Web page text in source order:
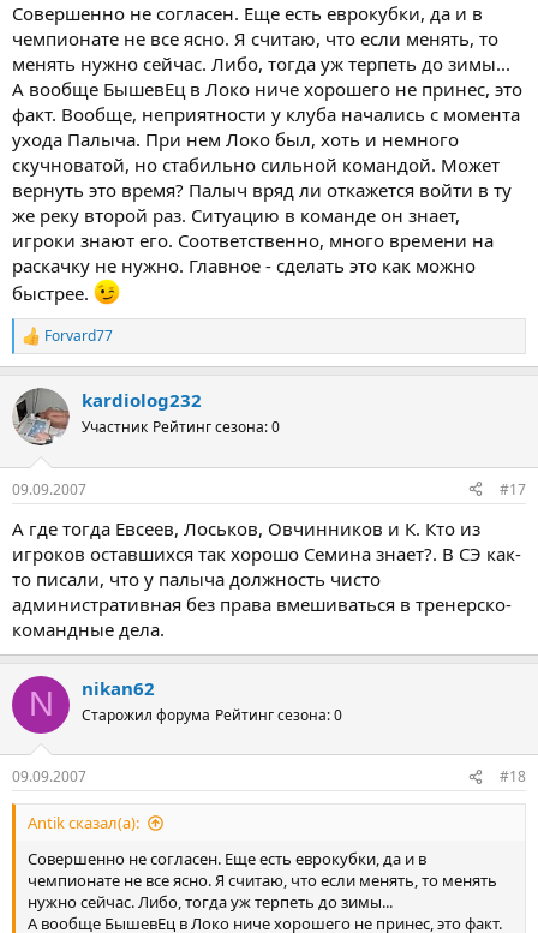
Совершенно не согласен. Еще есть еврокубки, да и в
чемпионате не все ясно. Я считаю, что если менять, то
менять нужно сейчас. Либо, тогда уж терпеть до зимы...
А вообще БышевЕц в Локо ниче хорошего не принес, это
факт. Вообще, неприятности у клуба начались с момента
ухода Палыча. При нем Локо был, хоть и немного
скучноватой, но стабильно сильной командой. Может
вернуть это время? Палыч вряд ли откажется войти в ту
же реку второй раз. Ситуацию в команде он знает,
игроки знают его. Соответственно, много времени на
раскачку не нужно. Главное - сделать это как можно
быстрее.
Р
е
к
ц
и
Forvard77
kardiolog232
Участник Рейтинг сезона: 0
09.09.2007 #17
А где тогда Евсеев, Лоськов, Овчинников и К. Кто из
игроков оставшихся так хорошо Семина знает?. В СЭ как-
то писали, что у палыча должность чисто
административная без права вмешиваться в тренерско-
командные дела.
N nikan62
Старожил форума Рейтинг сезона: 0
09.09.2007 #18
Antik сказал(а):
Совершенно не согласен. Еще есть еврокубки, да и в
чемпионате не все ясно. Я считаю, что если менять, то менять
нужно сейчас. Либо, тогда уж терпеть до зимы...
А вообще БышевЕц в Локо ниче хорошего не принес, это факт.